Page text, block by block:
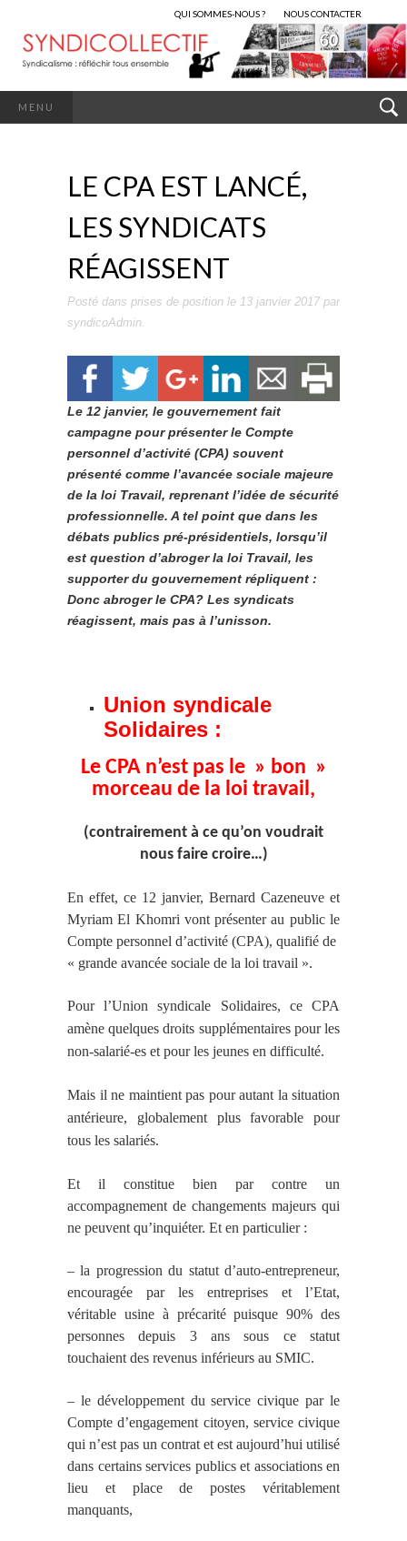
QUI SOMMES-NOUS ? NOUS CONTACTER
MENU
LE CPA EST LANCÉ,
LES SYNDICATS
RÉAGISSENT
Posté dans prises de position le 13 janvier 2017par
syndicoAdmin.
Le 12 janvier, le gouvernement fait
campagne pour présenter le Compte
personnel d’activité (CPA) souvent
présenté comme l’avancée sociale majeure
de la loi Travail, reprenant l’idée de sécurité
professionnelle. A tel point que dans les
débats publics pré-présidentiels, lorsqu’il
est question d’abroger la loi Travail, les
supporter du gouvernement répliquent :
Donc abroger le CPA? Les syndicats
réagissent, mais pas à l’unisson.
Union syndicale
Solidaires :
Le CPA n’est pas le » bon »
morceau de la loi travail,
(contrairement à ce qu’on voudrait
nous faire croire…)
En effet, ce 12 janvier, Bernard Cazeneuve et
Myriam El Khomri vont présenter au public le
Compte personnel d’activité (CPA), qualifié de
« grande avancée sociale de la loi travail ».
Pour l’Union syndicale Solidaires, ce CPA
amène quelques droits supplémentaires pour les
non-salarié-es et pour les jeunes en difficulté.
Mais il ne maintient pas pour autant la situation
antérieure, globalement plus favorable pour
tous les salariés.
Et il constitue bien par contre un
accompagnement de changements majeurs qui
ne peuvent qu’inquiéter. Et en particulier :
– la progression du statut d’auto-entrepreneur,
encouragée par les entreprises et l’Etat,
véritable usine à précarité puisque 90% des
personnes depuis 3 ans sous ce statut
touchaient des revenus inférieurs au SMIC.
– le développement du service civique par le
Compte d’engagement citoyen, service civique
qui n’est pas un contrat et est aujourd’hui utilisé
dans certains services publics et associations en
lieu et place de postes véritablement
manquants,